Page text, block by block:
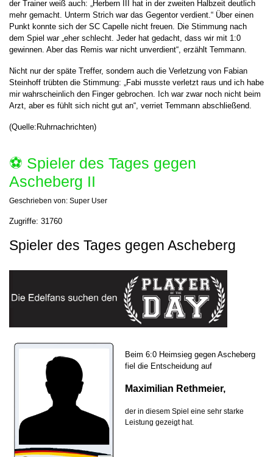
der Trainer weiß auch: „Herbern III hat in der zweiten Halbzeit deutlich
mehr gemacht. Unterm Strich war das Gegentor verdient.“ Über einen
Punkt konnte sich der SC Capelle nicht freuen. Die Stimmung nach
dem Spiel war „eher schlecht. Jeder hat gedacht, dass wir mit 1:0
gewinnen. Aber das Remis war nicht unverdient“, erzählt Temmann.
Nicht nur der späte Treffer, sondern auch die Verletzung von Fabian
Steinhoff trübten die Stimmung: „Fabi musste verletzt raus und ich habe
mir wahrscheinlich den Finger gebrochen. Ich war zwar noch nicht beim
Arzt, aber es fühlt sich nicht gut an“, verriet Temmann abschließend.
(Quelle:Ruhrnachrichten)
⚽️ Spieler des Tages gegen
Ascheberg II
Geschrieben von: Super User
Zugriffe: 31760
Spieler des Tages gegen Ascheberg
Beim 6:0 Heimsieg gegen Ascheberg
fiel die Entscheidung auf
Maximilian Rethmeier,
der in diesem Spiel eine sehr starke
Leistung gezeigt hat.